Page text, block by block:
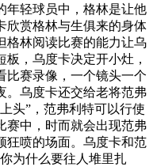
年轻球员中，格林是让他
欣赏格林与生俱来的身体
格林阅读比赛的能力让乌
，乌度卡决定开小灶，
比赛录像，一个镜头一个
。乌度卡还交给老将范弗
头”，范弗利特可以行使
赛中，时而就会出现范弗
狂喷的场面。乌度卡和范
为什么要往人堆里扎